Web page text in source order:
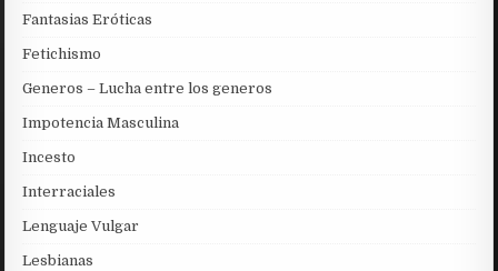
Fantasias Eróticas
Fetichismo
Generos – Lucha entre los generos
Impotencia Masculina
Incesto
Interraciales
Lenguaje Vulgar
Lesbianas